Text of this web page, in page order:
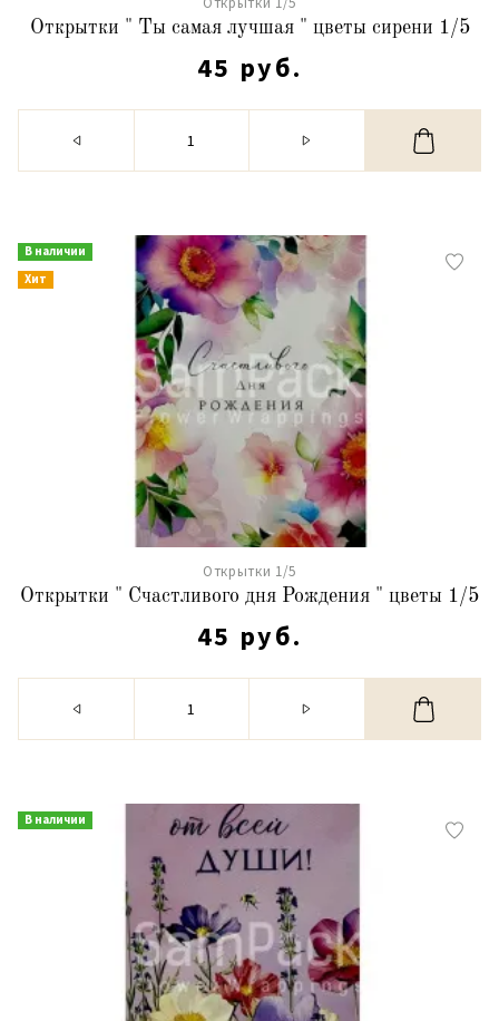
Открытки " Ты самая лучшая " цветы сирени 1/5
45 руб.
В наличии
Хит
Открытки 1/5
Открытки " Счастливого дня Рождения " цветы 1/5
45 руб.
В наличии